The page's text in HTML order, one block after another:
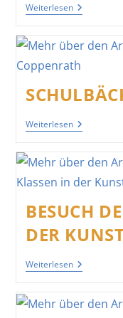
Weiterlesen
Zur
2026
Weiterlesen
Coppenrath
BESUCH
DER
WeiterlesenBesuch
Der
Klassen
In